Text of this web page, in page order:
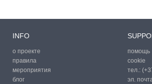
INFO
о проекте
правила
мероприятия
блог
помощь
cookie
тел.:
эл.